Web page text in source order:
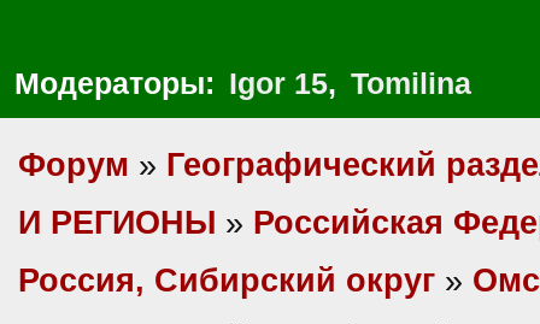
Модераторы: Igor 15, Tomilina
Форум » Географический
И РЕГИОНЫ » Российская
Россия, Сибирский округ »